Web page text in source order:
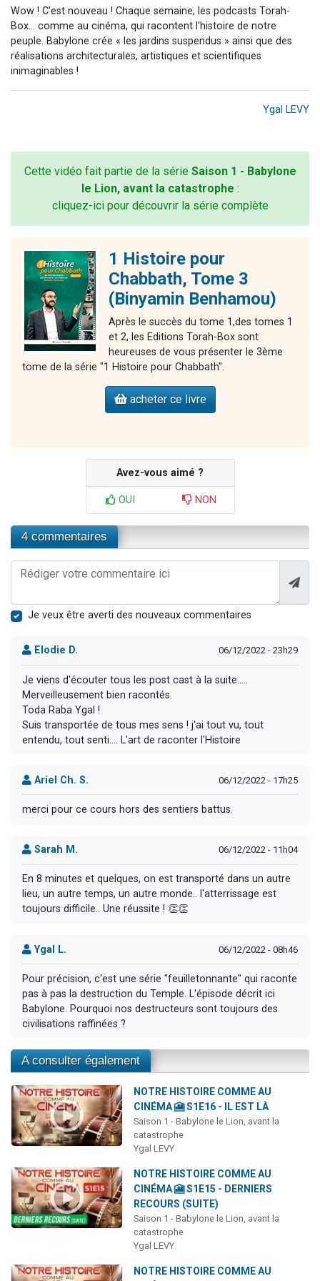
Wow ! C'est nouveau ! Chaque semaine, les podcasts Torah-
Box... comme au cinéma, qui racontent l'histoire de notre
peuple. Babylone crée « les jardins suspendus » ainsi que des
réalisations architecturales, artistiques et scientifiques
inimaginables !
Ygal LEVY
Cette vidéo fait partie de la série Saison 1 - Babylone
le Lion, avant la catastrophe :
cliquez-ici pour découvrir la série complète
1 Histoire pour
Chabbath, Tome 3
(Binyamin Benhamou)
Après le succès du tome 1,des tomes 1
et 2, les Editions Torah-Box sont
heureuses de vous présenter le 3ème
tome de la série "1 Histoire pour Chabbath".
acheter ce livre
Avez-vous aimé ?
OUI NON
4 commentaires
Je veux être averti des nouveaux commentaires
Elodie D. 06/12/2022 - 23h29
Je viens d'écouter tous les post cast à la suite.....
Merveilleusement bien racontés.
Toda Raba Ygal !
Suis transportée de tous mes sens ! j'ai tout vu, tout
entendu, tout senti.... L'art de raconter l'Histoire
Ariel Ch. S. 06/12/2022 - 17h25
merci pour ce cours hors des sentiers battus.
Sarah M. 06/12/2022 - 11h04
En 8 minutes et quelques, on est transporté dans un autre
lieu, un autre temps, un autre monde.. l'atterrissage est
toujours difficile.. Une réussite ! 👏👏
Ygal L. 06/12/2022 - 08h46
Pour précision, c'est une série "feuilletonnante" qui raconte
pas à pas la destruction du Temple. L'épisode décrit ici
Babylone. Pourquoi nos destructeurs sont toujours des
civilisations raffinées ?
A consulter également
NOTRE HISTOIRE COMME AU
CINÉMA 🎦 S1E16 - IL EST LÀ
Saison 1 - Babylone le Lion, avant la
catastrophe
Ygal LEVY
NOTRE HISTOIRE COMME AU
CINÉMA 🎦 S1E15 - DERNIERS
RECOURS (SUITE)
Saison 1 - Babylone le Lion, avant la
catastrophe
Ygal LEVY
NOTRE HISTOIRE COMME AU